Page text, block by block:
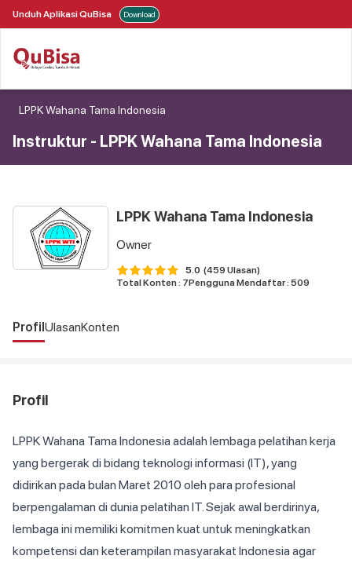
Unduh Aplikasi QuBisa Download
LPPK Wahana Tama Indonesia
Instruktur - LPPK Wahana Tama Indonesia
LPPK Wahana Tama Indonesia
Owner
5.0 (459 Ulasan)
Total Konten : 7Pengguna Mendaftar : 509
ProfilUlasanKonten
Profil
LPPK Wahana Tama Indonesia adalah lembaga pelatihan kerja
yang bergerak di bidang teknologi informasi (IT), yang
didirikan pada bulan Maret 2010 oleh para profesional
berpengalaman di dunia pelatihan IT. Sejak awal berdirinya,
lembaga ini memiliki komitmen kuat untuk meningkatkan
kompetensi dan keterampilan masyarakat Indonesia agar